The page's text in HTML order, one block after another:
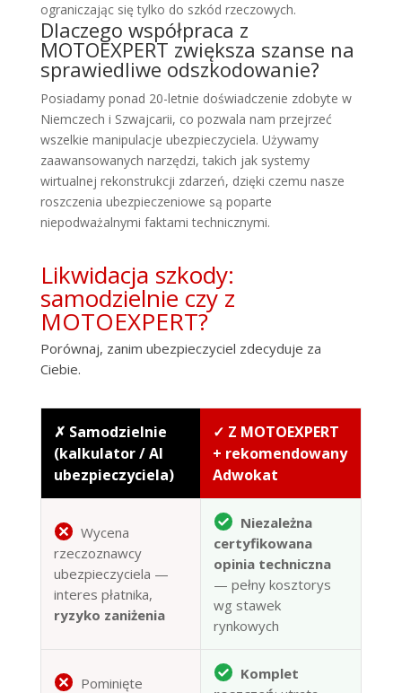
ograniczając się tylko do szkód rzeczowych.
Dlaczego współpraca z
MOTOEXPERT zwiększa szanse na
sprawiedliwe odszkodowanie?
Posiadamy ponad 20-letnie doświadczenie zdobyte w
Niemczech i Szwajcarii, co pozwala nam przejrzeć
wszelkie manipulacje ubezpieczyciela. Używamy
zaawansowanych narzędzi, takich jak systemy
wirtualnej rekonstrukcji zdarzeń, dzięki czemu nasze
roszczenia ubezpieczeniowe są poparte
niepodważalnymi faktami technicznymi.
Likwidacja szkody:
samodzielnie czy z
MOTOEXPERT?
Porównaj, zanim ubezpieczyciel zdecyduje za
Ciebie.
✗ Samodzielnie
(kalkulator / AI
ubezpieczyciela)
✓ Z MOTOEXPERT
+ rekomendowany
Adwokat
Wycena
rzeczoznawcy
ubezpieczyciela —
interes płatnika,
ryzyko zaniżenia
Niezależna
certyfikowana
opinia techniczna
— pełny kosztorys
wg stawek
rynkowych
Pominięte
Komplet